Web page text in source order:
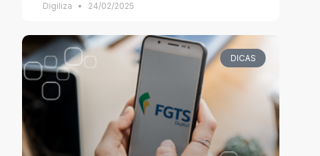
Digiliza 24/02/2025
DICAS